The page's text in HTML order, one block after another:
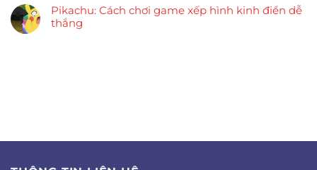
Pikachu: Cách chơi game xếp hình kinh điển dễ
thắng